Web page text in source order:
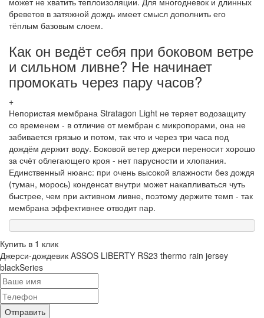
бреветов в затяжной дождь имеет смысл дополнить его
тёплым базовым слоем.
Как он ведёт себя при боковом ветре
и сильном ливне? Не начинает
промокать через пару часов?
+
Непористая мембрана Stratagon Light не теряет водозащиту
со временем - в отличие от мембран с микропорами, она не
забивается грязью и потом, так что и через три часа под
дождём держит воду. Боковой ветер джерси переносит хорошо
за счёт облегающего кроя - нет парусности и хлопания.
Единственный нюанс: при очень высокой влажности без дождя
(туман, морось) конденсат внутри может накапливаться чуть
быстрее, чем при активном ливне, поэтому держите темп - так
мембрана эффективнее отводит пар.
Купить в 1 клик
Джерси-дождевик ASSOS LIBERTY RS23 thermo rain jersey
blackSeries
Отправить